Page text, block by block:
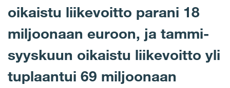
oikaistu liikevoitto parani 18
miljoonaan euroon, ja tammi-
syyskuun oikaistu liikevoitto yli
tuplaantui 69 miljoonaan